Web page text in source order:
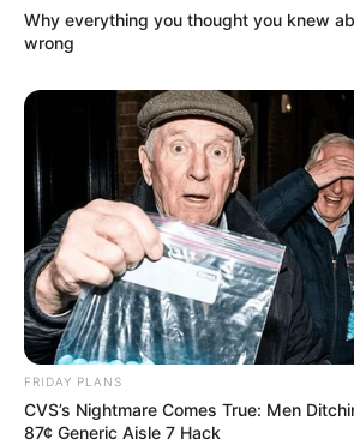
Why everything you thought you knew
wrong
FRIDAY PLANS
CVS’s Nightmare Comes True: Men
87¢ Generic Aisle 7 Hack